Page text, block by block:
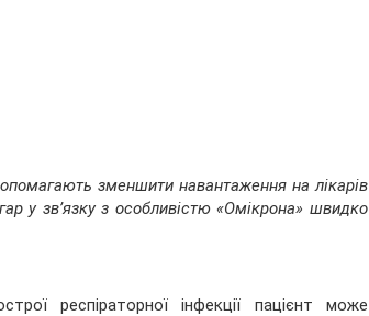
зменшити навантаження на лікарів
у зв’язку з особливістю «Омікрона» швидко
респіраторної інфекції пацієнт може